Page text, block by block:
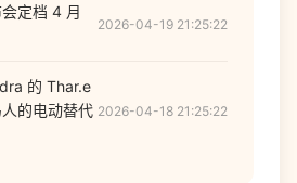
定档 4 月
2026-04-19 21:25:22
的 Thar.e
的电动替代 2026-04-18 21:25:22